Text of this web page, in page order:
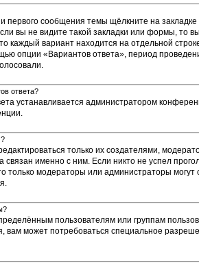
первого сообщения темы щёлкните на
вы не видите такой закладки или формы, то
каждый вариант находится на отдельной
опции «Вариантов ответа», период
ответа?
устанавливается администратором
только их создателями,
связан именно с ним. Если никто не успел
только модераторы или администраторы
пользователям или группам
вам может потребоваться специальное